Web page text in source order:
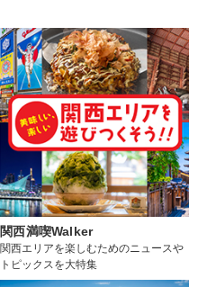
関西満喫Walker
関西エリアを楽しむためのニュースや
トピックスを大特集